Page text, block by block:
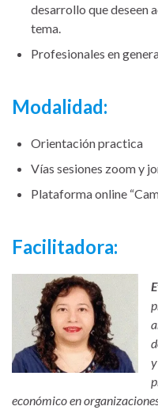
desarrollo que deseen
tema.
Profesionales en
Modalidad:
Orientación practica
Vías sesiones zoom y
Plataforma online
Facilitadora:
económico en